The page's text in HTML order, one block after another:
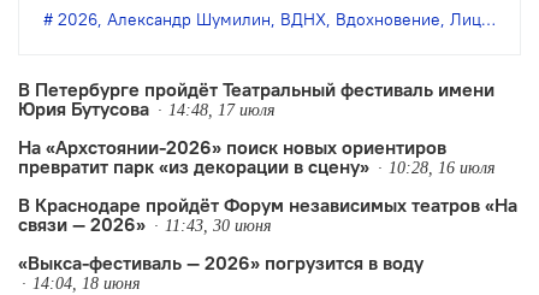
спектакли разных форматов — от
до многочасового перформанса по
русской классике, концерты и другие
события.
2026, Александр Шумилин, ВДНХ, Вдохновение, Лицедеи
В Петербурге пройдёт Театральный фестиваль имени
Юрия Бутусова
14:48, 17 июля
На «Архстоянии-2026» поиск новых ориентиров
превратит парк «из декорации в сцену»
10:28, 16 июля
В Краснодаре пройдёт Форум независимых театров «На
связи — 2026»
11:43, 30 июня
«Выкса-фестиваль — 2026» погрузится в воду
14:04, 18 июня